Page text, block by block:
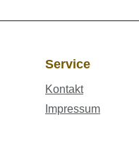
Service
Kontakt
Impressum